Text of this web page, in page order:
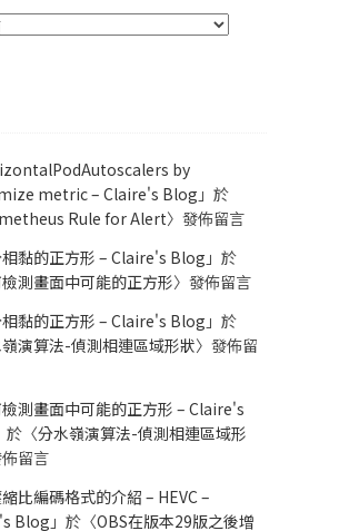
by
metric – Claire's Blog 」於
Rule for Alert​〉發佈留言
黏的正方形 – Claire's Blog 」於
測畫面中可能的正方形〉發佈留言
黏的正方形 – Claire's Blog 」於
演算法-偵測相連區域形狀〉發佈留
測畫面中可能的正方形 – Claire's
於〈分水嶺演算法-偵測相連區域形
留言
比編碼格式的介紹 – HEVC –
Blog 」於〈OBS在版本29版之後增